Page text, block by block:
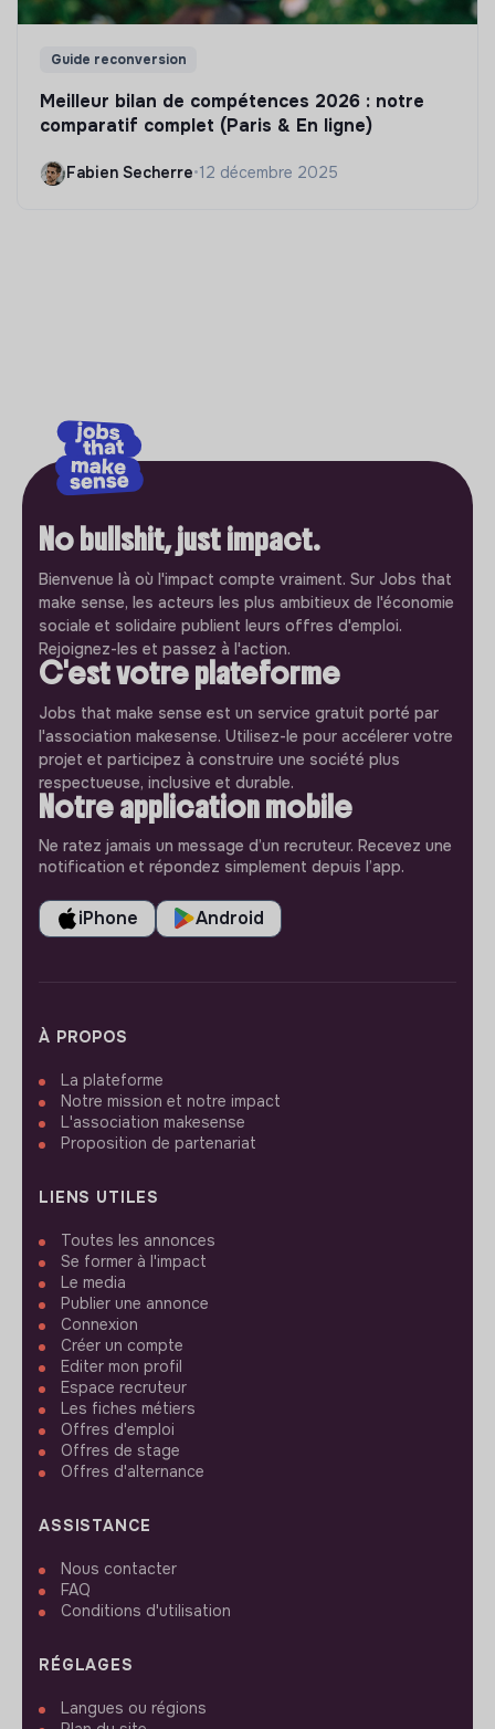
Guide reconversion
Meilleur bilan de compétences 2026 : notre
comparatif complet (Paris & En ligne)
Fabien Secherre•12 décembre 2025
No bullshit, just impact.
Bienvenue là où l'impact compte vraiment. Sur Jobs that
make sense, les acteurs les plus ambitieux de l'économie
sociale et solidaire publient leurs offres d'emploi.
Rejoignez-les et passez à l'action.
C'est votre plateforme
Jobs that make sense est un service gratuit porté par
l'association makesense. Utilisez-le pour accélerer votre
projet et participez à construire une société plus
respectueuse, inclusive et durable.
Notre application mobile
Ne ratez jamais un message d’un recruteur. Recevez une
notification et répondez simplement depuis l’app.
iPhone Android
À PROPOS
La plateforme
Notre mission et notre impact
L'association makesense
Proposition de partenariat
LIENS UTILES
Toutes les annonces
Se former à l'impact
Le media
Publier une annonce
Connexion
Créer un compte
Editer mon profil
Espace recruteur
Les fiches métiers
Offres d'emploi
Offres de stage
Offres d'alternance
ASSISTANCE
Nous contacter
FAQ
Conditions d'utilisation
RÉGLAGES
Langues ou régions